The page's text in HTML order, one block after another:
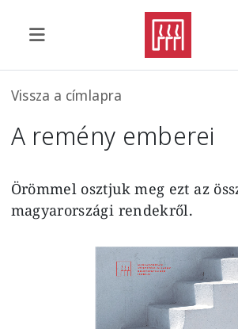
Morzsa
Vissza a címlapra
A remény emberei
Örömmel osztjuk meg ezt az
magyarországi rendekről.